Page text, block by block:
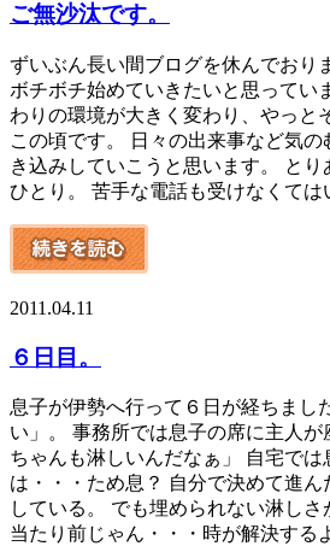
ご無沙汰です。
ずいぶん長い間ブログを休んでおり
ボチボチ始めていきたいと思ってい
わりの環境が大きく変わり、やっと
この頃です。 日々の出来事など気
き込みしていこうと思います。 と
ひとり。 苦手な電話も受けなくては
2011.04.11
６日目。
息子が伊勢へ行って６日が経ちまし
い」。 事務所では息子の席に主人
ちゃんも淋しいんだなぁ」 自宅では
は・・・ため息？ 自分で決めて進
している。 でも埋められない淋し
当たり前じゃん・・・時が解決する